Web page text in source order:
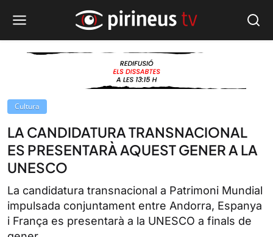
Cultura
LA CANDIDATURA TRANSNACIONAL
ES PRESENTARÀ AQUEST GENER A LA
UNESCO
La candidatura transnacional a Patrimoni Mundial
impulsada conjuntament entre Andorra, Espanya
i França es presentarà a la UNESCO a finals de